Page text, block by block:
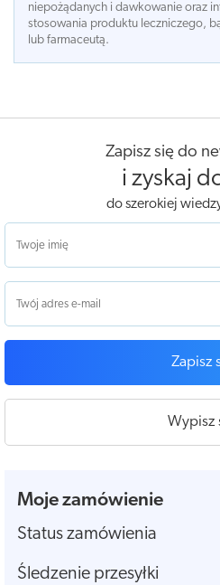
niepożądanych i dawkowanie oraz
stosowania produktu leczniczego,
lub farmaceutą.
Zapisz się do
i zyskaj
do szerokiej
Zapisz
Wypisz
Moje zamówienie
Status zamówienia
Śledzenie przesyłki